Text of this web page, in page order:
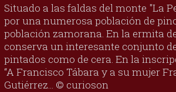
Situado a las faldas del monte "La
por una numerosa población de
población zamorana. En la ermita
conserva un interesante conjunto
pintados como de cera. En la
“A Francisco Tábara y a su mujer
Gutiérrez... © curioson